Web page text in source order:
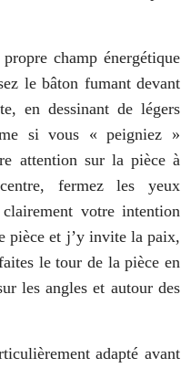
champ énergétique
le bâton fumant devant
en dessinant de légers
si vous « peigniez »
attention sur la pièce à
fermez les yeux
votre intention
pièce et j’y invite la paix,
le tour de la pièce en
les angles et autour des
adapté avant